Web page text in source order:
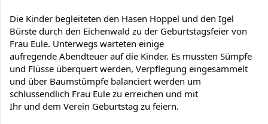
Die Kinder begleiteten den Hasen Hoppel und den Igel
Bürste durch den Eichenwald zu der Geburtstagsfeier von
Frau Eule. Unterwegs warteten einige
aufregende Abendteuer auf die Kinder. Es mussten Sümpfe
und Flüsse überquert werden, Verpflegung eingesammelt
und über Baumstümpfe balanciert werden um
schlussendlich Frau Eule zu erreichen und mit
Ihr und dem Verein Geburtstag zu feiern.